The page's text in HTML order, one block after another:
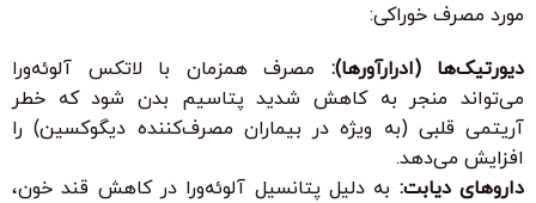
مورد مصرف خوراکی:
دیورتیک‌ها (ادرارآورها): مصرف همزمان با لاتکس آلوئه‌ورا
می‌تواند منجر به کاهش شدید پتاسیم بدن شود که خطر
آریتمی قلبی (به ویژه در بیماران مصرف‌کننده دیگوکسین) را
افزایش می‌دهد.
داروهای دیابت: به دلیل پتانسیل آلوئه‌ورا در کاهش قند خون،